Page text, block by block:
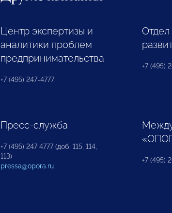
Центр экспертизы и
аналитики проблем
предпринимательства
+7 (495) 247-4777
Отдел
+7 (495)
Пресс-служба
+7 (495) 247 4777 (доб. 115, 114,
113)
pressa@opora.ru
+7 (495)